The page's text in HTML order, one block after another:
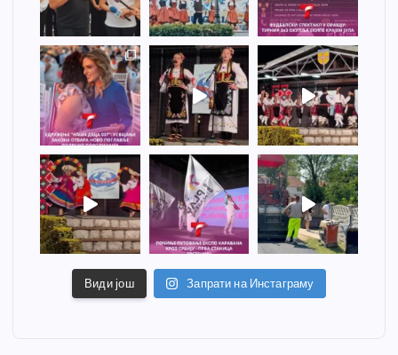
Види још Запрати на Инстаграму